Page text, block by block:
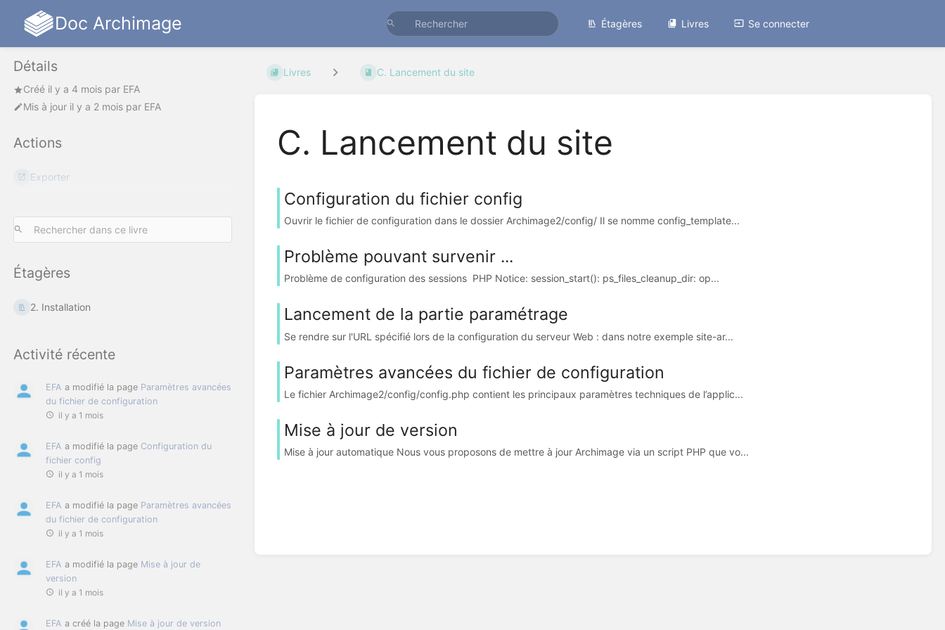
Doc Archimage Étagères Livres Se connecter
Détails
Créé il y a 4 mois par EFA
Mis à jour il y a 2 mois par EFA
Actions
Exporter
Étagères
2. Installation
Activité récente
EFA a modifié la page Paramètres avancées
du fichier de configuration
il y a 1 mois
EFA a modifié la page Configuration du
fichier config
il y a 1 mois
EFA a modifié la page Paramètres avancées
du fichier de configuration
il y a 1 mois
EFA a modifié la page Mise à jour de
version
il y a 1 mois
EFA a créé la page Mise à jour de version
Livres C. Lancement du site
C. Lancement du site
Configuration du fichier config
Ouvrir le fichier de configuration dans le dossier Archimage2/config/ Il se nomme config_template...
Problème pouvant survenir ...
Problème de configuration des sessions PHP Notice: session_start(): ps_files_cleanup_dir: op...
Lancement de la partie paramétrage
Se rendre sur l'URL spécifié lors de la configuration du serveur Web : dans notre exemple site-ar...
Paramètres avancées du fichier de configuration
Le fichier Archimage2/config/config.php contient les principaux paramètres techniques de l’applic...
Mise à jour de version
Mise à jour automatique Nous vous proposons de mettre à jour Archimage via un script PHP que vo...